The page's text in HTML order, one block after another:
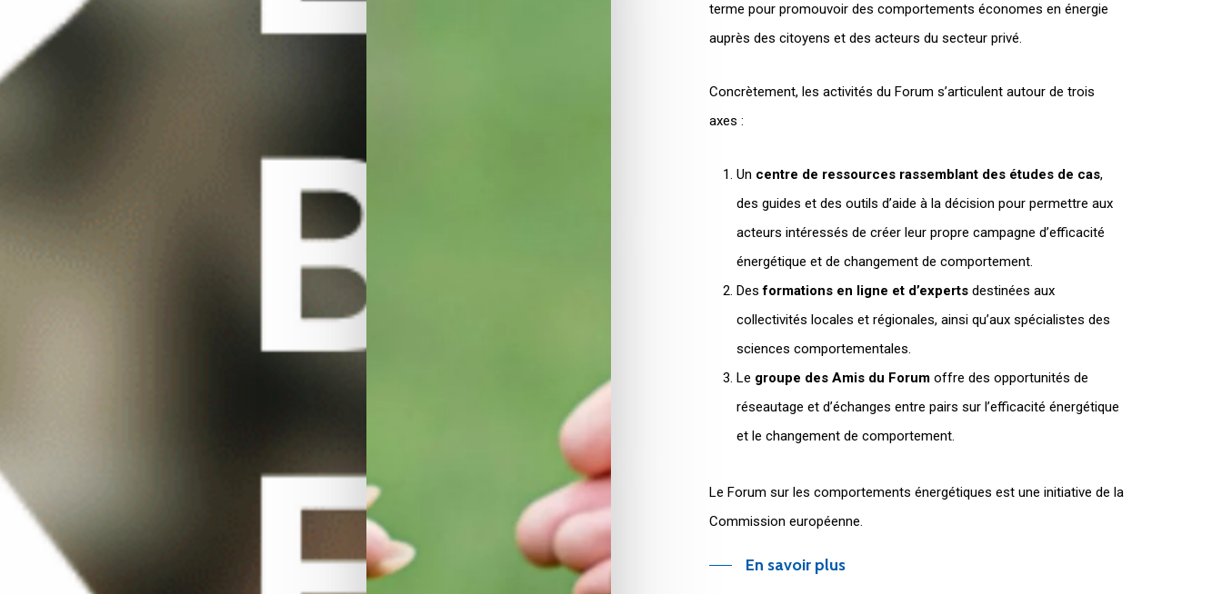
terme pour promouvoir des comportements économes en énergie
auprès des citoyens et des acteurs du secteur privé.
Concrètement, les activités du Forum s’articulent autour de trois
axes :
Un centre de ressources rassemblant des études de cas,
des guides et des outils d’aide à la décision pour permettre aux
acteurs intéressés de créer leur propre campagne d’efficacité
énergétique et de changement de comportement.
Desformations en ligne et d’expertsdestinées aux
collectivités locales et régionales, ainsi qu’aux spécialistes des
sciences comportementales.
Le groupe des Amis du Forumoffre des opportunités de
réseautage et d’échanges entre pairs sur l’efficacité énergétique
et le changement de comportement.
Le Forum sur les comportements énergétiques est une initiative de la
Commission européenne.
En savoir plus